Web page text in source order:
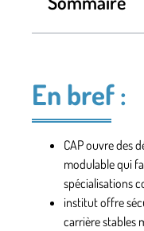
En bref :
CAPouvre des
modulable qui
spécialisations
institutoffre
carrière stables